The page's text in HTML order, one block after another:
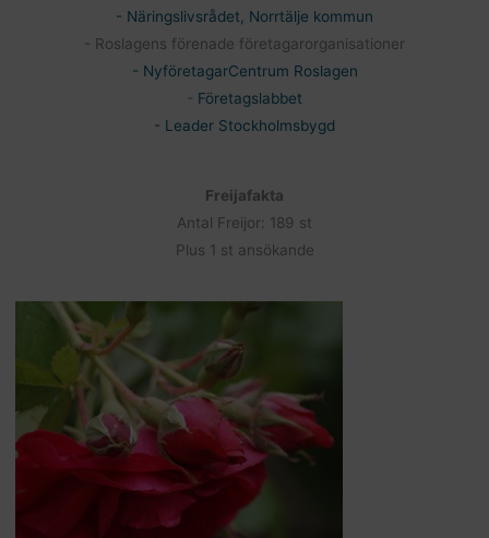
- Näringslivsrådet, Norrtälje kommun
- Roslagens förenade företagarorganisationer
- NyföretagarCentrum Roslagen
Företagslabbet
- Leader Stockholmsbygd
Freijafakta
Antal Freijor: 189 st
Plus 1 st ansökande